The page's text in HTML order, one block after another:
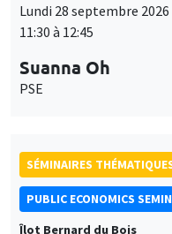
Lundi 28 septembre 2026
11:30 à 12:45
Suanna Oh
PSE
SÉMINAIRES
PUBLIC ECONOMICS
Îlot Bernard du Bois